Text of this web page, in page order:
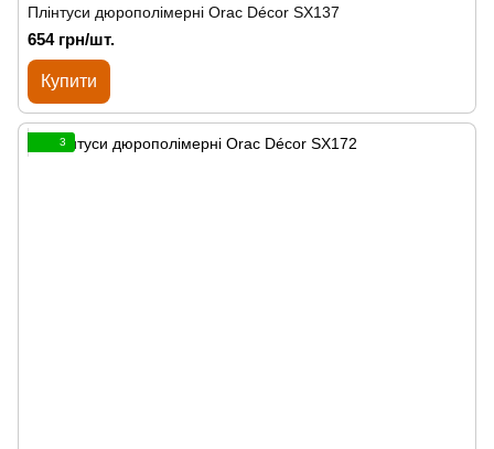
Плінтуси дюрополімерні Orac Décor SX137
654 грн/шт.
Купити
3